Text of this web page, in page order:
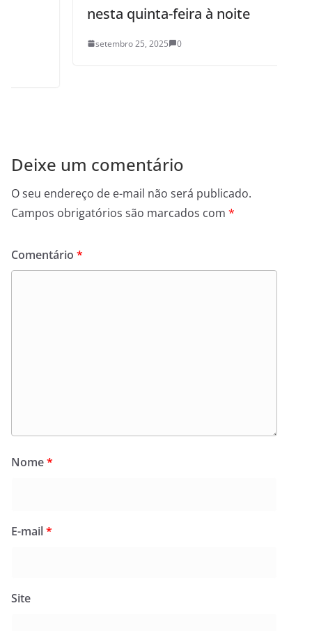
nesta quinta-feira à noite
setembro 25, 2025 0
Deixe um comentário
O seu endereço de e-mail não será publicado.
Campos obrigatórios são marcados com *
Comentário *
Nome*
E-mail*
Site